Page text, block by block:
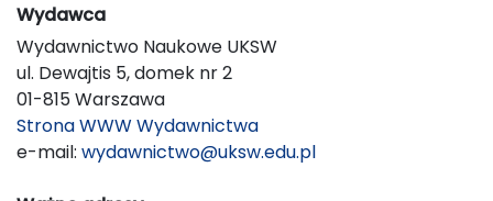
Wydawca
Wydawnictwo Naukowe UKSW
ul. Dewajtis 5, domek nr 2
01-815 Warszawa
Strona WWW Wydawnictwa
e-mail: wydawnictwo@uksw.edu.pl